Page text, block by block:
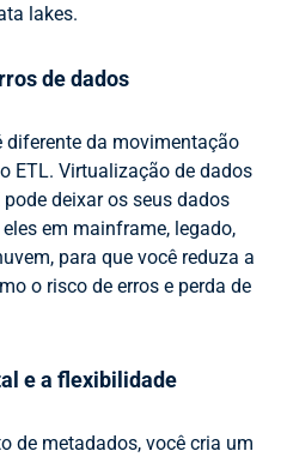
lakes.
de dados
da movimentação
ETL. Virtualização de dados
deixar os seus dados
em mainframe, legado,
para que você reduza a
o risco de erros e perda de
e a flexibilidade
de metadados, você cria um